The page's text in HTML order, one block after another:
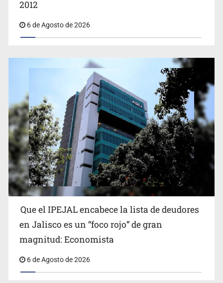
Proponen consulta popular por desarrollo de vivienda
en Mirador de San Isidro
Congreso, de vacación y con varios pendientes
2012
6 de Agosto de 2026
Que el IPEJAL encabece la lista de deudores
en Jalisco es un “foco rojo” de gran
magnitud: Economista
6 de Agosto de 2026